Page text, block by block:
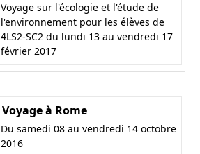
Voyage sur l'écologie et l'étude de
l'environnement pour les élèves de
4LS2-SC2 du lundi 13 au vendredi 17
février 2017
Voyage à Rome
Du samedi 08 au vendredi 14 octobre
2016